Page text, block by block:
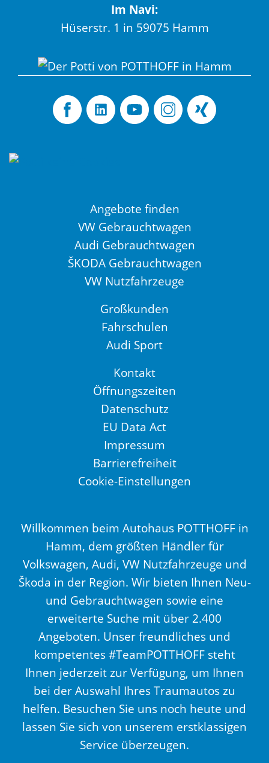
Im Navi:
Hüserstr. 1 in 59075 Hamm
Angebote finden
VW Gebrauchtwagen
Audi Gebrauchtwagen
ŠKODA Gebrauchtwagen
VW Nutzfahrzeuge
Großkunden
Fahrschulen
Audi Sport
Kontakt
Öffnungszeiten
Datenschutz
EU Data Act
Impressum
Barrierefreiheit
Cookie-Einstellungen
Willkommen beim Autohaus POTTHOFF in
Hamm, dem größten Händler für
Volkswagen, Audi, VW Nutzfahrzeuge und
Škoda in der Region. Wir bieten Ihnen Neu-
und Gebrauchtwagen sowie eine
erweiterte Suche mit über 2.400
Angeboten. Unser freundliches und
kompetentes #TeamPOTTHOFF steht
Ihnen jederzeit zur Verfügung, um Ihnen
bei der Auswahl Ihres Traumautos zu
helfen. Besuchen Sie uns noch heute und
lassen Sie sich von unserem erstklassigen
Service überzeugen.